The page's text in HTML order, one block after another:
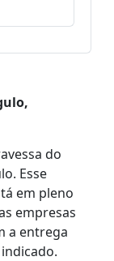
do
Esse
em pleno
empresas
a entrega